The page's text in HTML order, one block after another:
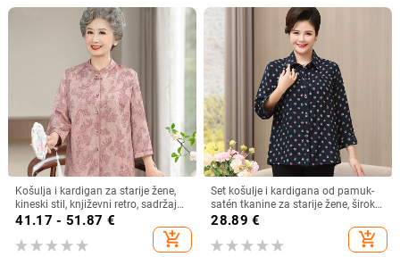
Košulja i kardigan za starije žene,
kineski stil, književni retro, sadržaj
vlakana 30–50%, bez ovratnika
41.17 - 51.87 €
add_shopping_cart
Set košulje i kardigana od pamuk-
satén tkanine za starije žene, širok
kroj, plus veličina, ljeto–jesen
28.89 €
add_shopping_cart